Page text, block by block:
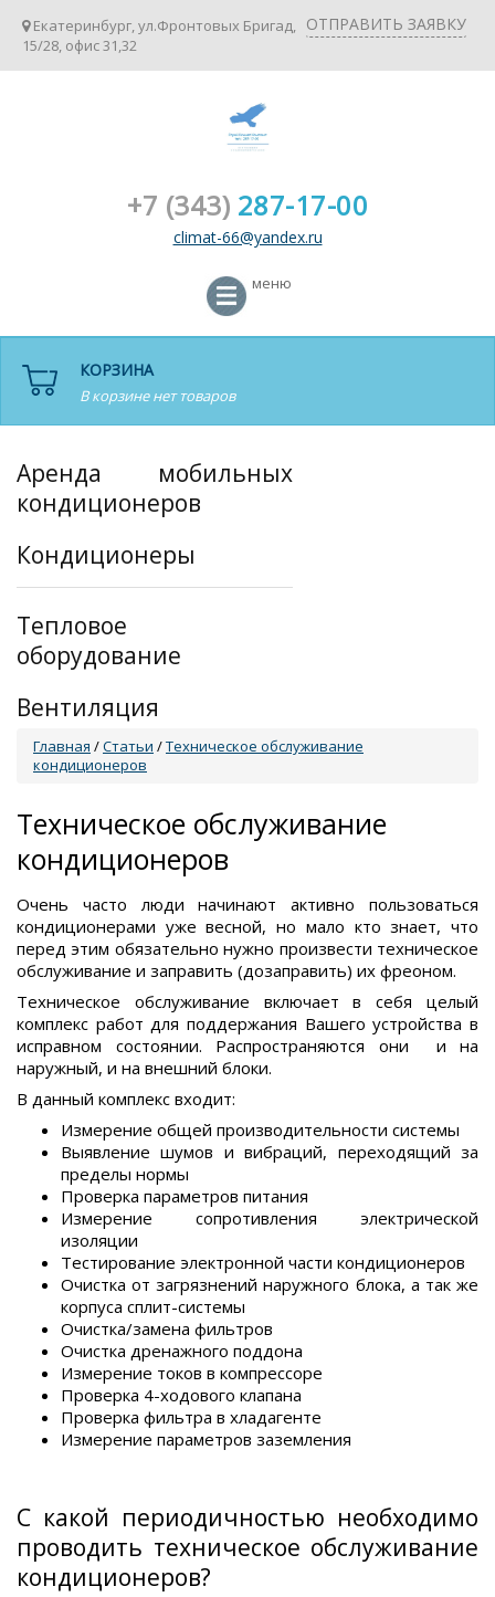
ОТПРАВИТЬ ЗАЯВКУ
Екатеринбург, ул.Фронтовых Бригад,
15/28, офис 31,32
+7 (343) 287-17-00
climat-66@yandex.ru
КОРЗИНА
В корзине нет товаров
меню
Аренда мобильных
кондиционеров
Кондиционеры
Тепловое
оборудование
Вентиляция
Главная /Статьи /Техническое обслуживание
кондиционеров
Техническое обслуживание
кондиционеров
Очень часто люди начинают активно пользоваться
кондиционерами уже весной, но мало кто знает, что
перед этим обязательно нужно произвести техническое
обслуживание и заправить (дозаправить) их фреоном.
Техническое обслуживание включает в себя целый
комплекс работ для поддержания Вашего устройства в
исправном состоянии. Распространяются они и на
наружный, и на внешний блоки.
В данный комплекс входит:
Измерение общей производительности системы
Выявление шумов и вибраций, переходящий за
пределы нормы
Проверка параметров питания
Измерение сопротивления электрической
изоляции
Тестирование электронной части кондиционеров
Очистка от загрязнений наружного блока, а так же
корпуса сплит-системы
Очистка/замена фильтров
Очистка дренажного поддона
Измерение токов в компрессоре
Проверка 4-ходового клапана
Проверка фильтра в хладагенте
Измерение параметров заземления
С какой периодичностью необходимо
проводить техническое обслуживание
кондиционеров?